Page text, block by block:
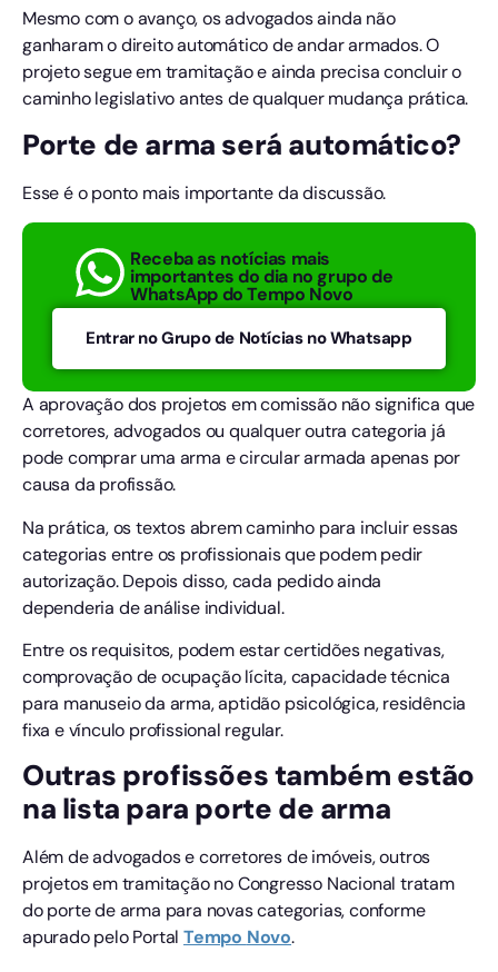
Mesmo com o avanço, os advogados ainda não
ganharam o direito automático de andar armados. O
projeto segue em tramitação e ainda precisa concluir o
caminho legislativo antes de qualquer mudança prática.
Porte de arma será automático?
Esse é o ponto mais importante da discussão.
Receba as notícias mais
importantes do dia no grupo de
WhatsApp do Tempo Novo
Entrar no Grupo de Notícias no Whatsapp
A aprovação dos projetos em comissão não significa que
corretores, advogados ou qualquer outra categoria já
pode comprar uma arma e circular armada apenas por
causa da profissão.
Na prática, os textos abrem caminho para incluir essas
categorias entre os profissionais que podem pedir
autorização. Depois disso, cada pedido ainda
dependeria de análise individual.
Entre os requisitos, podem estar certidões negativas,
comprovação de ocupação lícita, capacidade técnica
para manuseio da arma, aptidão psicológica, residência
fixa e vínculo profissional regular.
Outras profissões também estão
na lista para porte de arma
Além de advogados e corretores de imóveis, outros
projetos em tramitação no Congresso Nacional tratam
do porte de arma para novas categorias, conforme
apurado pelo PortalTempo Novo.